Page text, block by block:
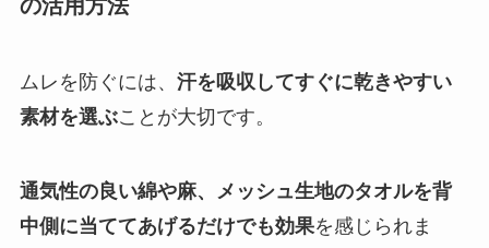
の活用方法
ムレを防ぐには、 汗を吸収してすぐに乾きやすい
素材を選ぶことが大切です。
通気性の良い綿や麻、メッシュ生地のタオルを背
中側に当ててあげるだけでも効果を感じられま